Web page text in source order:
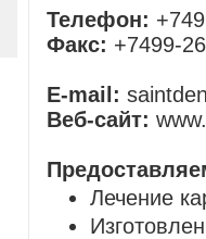
Телефон:
Факс: +7499-
E-mail:
Веб-сайт:
Лечение